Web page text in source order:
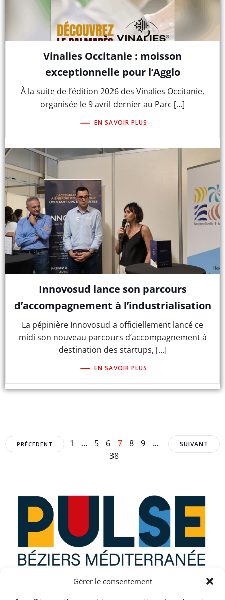
Gérer le consentement
Vinalies Occitanie : moisson
exceptionnelle pour l’Agglo
À la suite de l’édition 2026 des Vinalies Occitanie,
organisée le 9 avril dernier au Parc […]
EN SAVOIR PLUS
Innovosud lance son parcours
d’accompagnement à l’industrialisation
La pépinière Innovosud a officiellement lancé ce
midi son nouveau parcours d’accompagnement à
destination des startups, […]
EN SAVOIR PLUS
Posts
PRÉCEDENT
Posts
Page
1 … Page
5 Page
6 Page
7 Page
8 Page
9
…
Page
38
Posts
SUIVANT
Que recherchez vous ?